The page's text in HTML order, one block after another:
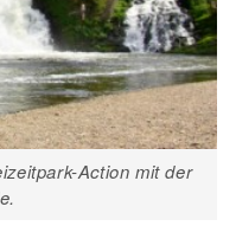
Action mit der